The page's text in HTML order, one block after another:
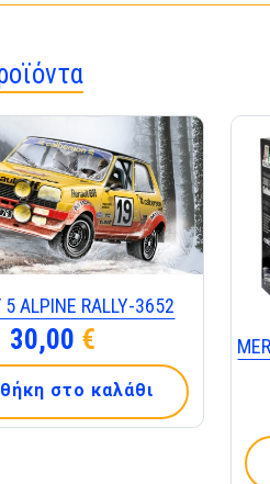
5 ALPINE RALLY-3652
30,00 €
στο καλάθι